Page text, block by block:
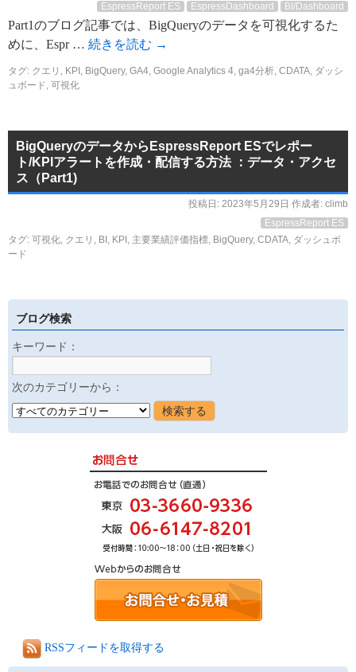
EspressReport ES
EspressDashboard BI/Dashboard
Part1のブログ記事では、BigQueryのデータを可視化するた
めに、Espr … 続きを読む →
タグ: クエリ , KPI , BigQuery, GA4, Google Analytics 4, ga4分析, CDATA, ダッシ
ュボード, 可視化
BigQueryのデータからEspressReport ESでレポー
ト/KPIアラートを作成・配信する方法 ：データ・アクセ
ス（Part1)
投稿日: 2023年5月29日 作成者: climb
EspressReport ES
タグ: 可視化, クエリ , BI , KPI , 主要業績評価指標, BigQuery, CDATA, ダッシュボ
ード
ブログ検索
キーワード：
次のカテゴリーから：
RSSフィードを取得する